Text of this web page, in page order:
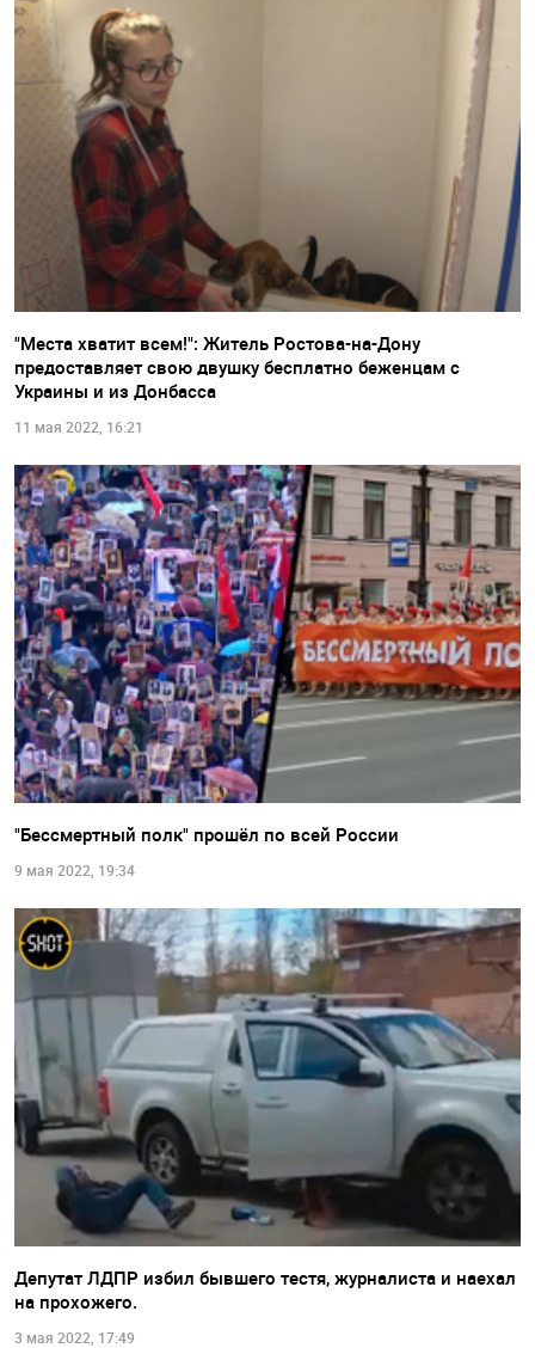
"Места хватит всем!": Житель Ростова-на-Дону
предоставляет свою двушку бесплатно беженцам с
Украины и из Донбасса
11 мая 2022, 16:21
"Бессмертный полк" прошёл по всей России
9 мая 2022, 19:34
Депутат ЛДПР избил бывшего тестя, журналиста и наехал
на прохожего.
3 мая 2022, 17:49